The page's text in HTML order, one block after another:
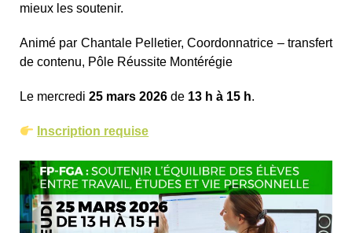
mieux les soutenir.
Animé par Chantale Pelletier, Coordonnatrice – transfert
de contenu, Pôle Réussite Montérégie
Le mercredi 25 mars 2026 de 13 h à 15 h.
Inscription requise